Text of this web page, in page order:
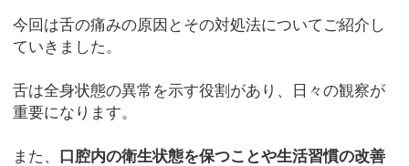
今回は舌の痛みの原因とその対処法についてご紹介し
ていきました。
舌は全身状態の異常を示す役割があり、日々の観察が
重要になります。
また、 口腔内の衛生状態を保つことや生活習慣の改善